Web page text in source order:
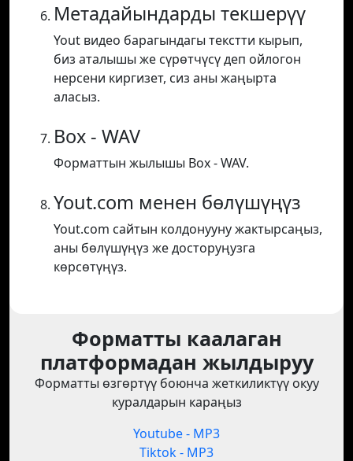
Метадайындарды текшерүү
Yout видео барагындагы текстти кырып,
биз аталышы же сүрөтчүсү деп ойлогон
нерсени киргизет, сиз аны жаңырта
аласыз.
Box - WAV
Форматтын жылышы Box - WAV.
Yout.com менен бөлүшүңүз
Yout.com сайтын колдонууну жактырсаңыз,
аны бөлүшүңүз же досторуңузга
көрсөтүңүз.
Форматты каалаган
платформадан жылдыруу
Форматты өзгөртүү боюнча жеткиликтүү окуу
куралдарын караңыз
Youtube - MP3
Tiktok - MP3